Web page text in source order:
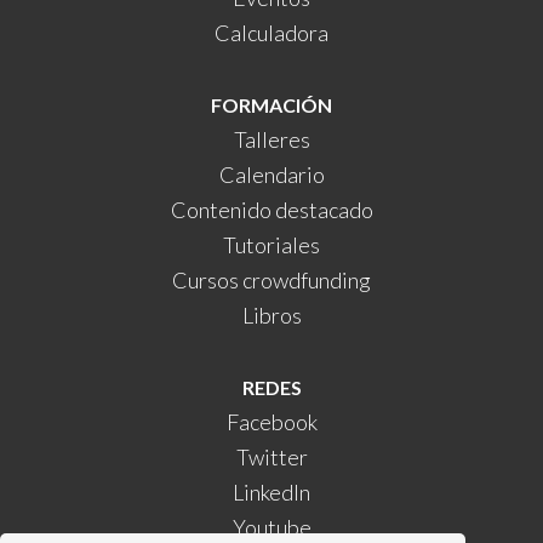
Calculadora
FORMACIÓN
Talleres
Calendario
Contenido destacado
Tutoriales
Cursos crowdfunding
Libros
REDES
Facebook
Twitter
LinkedIn
Youtube